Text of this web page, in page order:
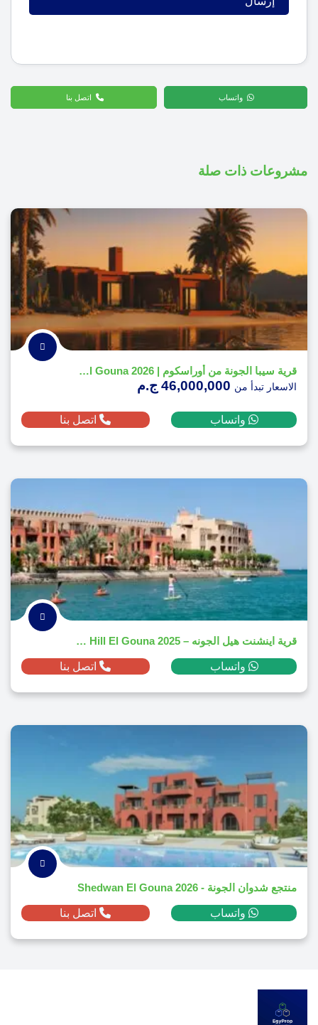
واتساب اتصل بنا
مشروعات ذات صلة
قرية سيبا الجونة من أوراسكوم | Siba El Gouna 2026
الاسعار تبدأ من
واتساب اتصل بنا
قرية اينشنت هيل الجونه – Ancient Hill El Gouna 2025
واتساب اتصل بنا
منتجع شدوان الجونة - Shedwan El Gouna 2026
واتساب اتصل بنا